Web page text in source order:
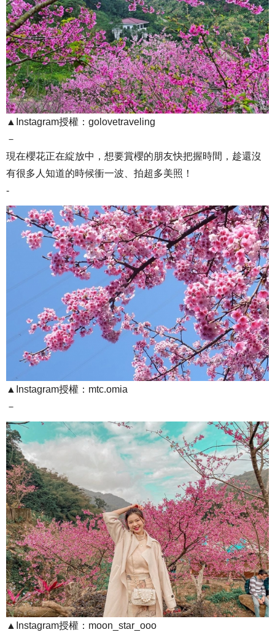
▲Instagram授權：golovetraveling
－
現在櫻花正在綻放中，想要賞櫻的朋友快把握時間，趁還沒
有很多人知道的時候衝一波、拍超多美照！
-
▲Instagram授權：mtc.omia
－
▲Instagram授權：moon_star_ooo